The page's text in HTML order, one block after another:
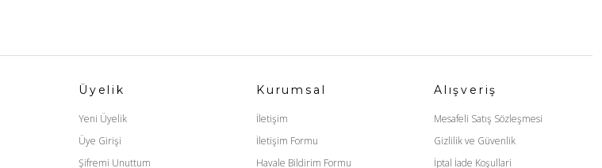
Üyelik
Yeni Üyelik
Üye Girişi
Şifremi Unuttum
Kurumsal
İletişim
İletişim Formu
Havale Bildirim Formu
Alışveriş
Mesafeli Satış Sözleşmesi
Gizlilik ve Güvenlik
İptal İade Koşullari